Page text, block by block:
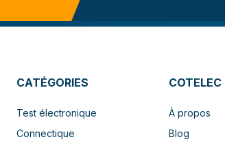
CATÉGORIES
Test électronique
Connectique
COTELEC
À propos
Blog